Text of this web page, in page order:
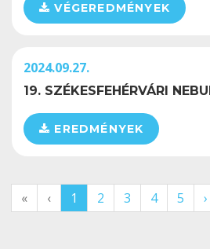
VÉGEREDMÉNYEK
2024.09.27.
19. SZÉKESFEHÉRVÁRI
EREDMÉNYEK
« ‹ 1 2 3 4 5 ›